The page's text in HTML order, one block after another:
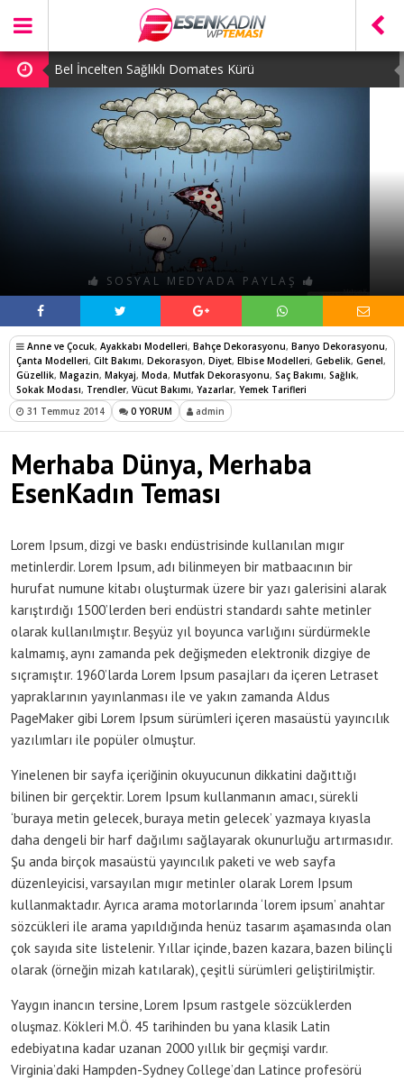
Bel İncelten Sağlıklı Domates Kürü
Detoks Çorbası Tarifi
Göbek Yağlarını Eriten Lahana Salatası
Kilo Aldırmayan Harika Ayva Tatlısı
Limonun İnsan Sağlığına Önemli Faydaları
SOSYAL MEDYADA PAYLAŞ
Anne ve Çocuk, Ayakkabı Modelleri, Bahçe Dekorasyonu, Banyo Dekorasyonu,
Çanta Modelleri, Cilt Bakımı, Dekorasyon, Diyet, Elbise Modelleri, Gebelik, Genel,
Güzellik, Magazin, Makyaj, Moda, Mutfak Dekorasyonu, Saç Bakımı, Sağlık,
Sokak Modası, Trendler, Vücut Bakımı, Yazarlar, Yemek Tarifleri
31 Temmuz 2014
0 YORUM admin
Merhaba Dünya, Merhaba
EsenKadın Teması
Lorem Ipsum, dizgi ve baskı endüstrisinde kullanılan mıgır
metinlerdir. Lorem Ipsum, adı bilinmeyen bir matbaacının bir
hurufat numune kitabı oluşturmak üzere bir yazı galerisini alarak
karıştırdığı 1500’lerden beri endüstri standardı sahte metinler
olarak kullanılmıştır. Beşyüz yıl boyunca varlığını sürdürmekle
kalmamış, aynı zamanda pek değişmeden elektronik dizgiye de
sıçramıştır. 1960’larda Lorem Ipsum pasajları da içeren Letraset
yapraklarının yayınlanması ile ve yakın zamanda Aldus
PageMaker gibi Lorem Ipsum sürümleri içeren masaüstü yayıncılık
yazılımları ile popüler olmuştur.
Yinelenen bir sayfa içeriğinin okuyucunun dikkatini dağıttığı
bilinen bir gerçektir. Lorem Ipsum kullanmanın amacı, sürekli
‘buraya metin gelecek, buraya metin gelecek’ yazmaya kıyasla
daha dengeli bir harf dağılımı sağlayarak okunurluğu artırmasıdır.
Şu anda birçok masaüstü yayıncılık paketi ve web sayfa
düzenleyicisi, varsayılan mıgır metinler olarak Lorem Ipsum
kullanmaktadır. Ayrıca arama motorlarında ‘lorem ipsum’ anahtar
sözcükleri ile arama yapıldığında henüz tasarım aşamasında olan
çok sayıda site listelenir. Yıllar içinde, bazen kazara, bazen bilinçli
olarak (örneğin mizah katılarak), çeşitli sürümleri geliştirilmiştir.
Yaygın inancın tersine, Lorem Ipsum rastgele sözcüklerden
oluşmaz. Kökleri M.Ö. 45 tarihinden bu yana klasik Latin
edebiyatına kadar uzanan 2000 yıllık bir geçmişi vardır.
Virginia’daki Hampden-Sydney College’dan Latince profesörü